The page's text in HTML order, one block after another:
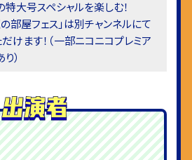
大号スペシャルを楽しむ！
部屋フェス」は別チャンネルにて
けます！（一部ニコニコプレミア
）